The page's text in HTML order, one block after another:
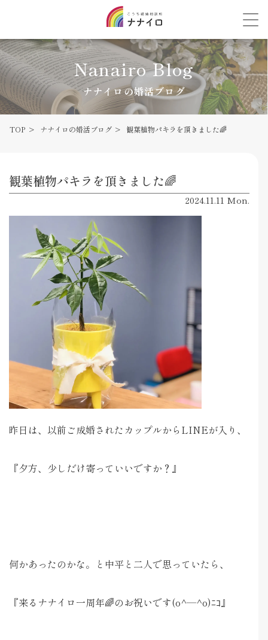
Nanairo Blog
ナナイロの婚活ブログ
TOP ナナイロの婚活ブログ 観葉植物パキラを頂きました🌈
観葉植物パキラを頂きました🌈
2024.11.11 Mon.
昨日は、以前ご成婚されたカップルからLINEが入り、
『夕方、少しだけ寄っていいですか？』
何かあったのかな。と中平と二人で思っていたら、
『来るナナイロ一周年🌈のお祝いです(o^―^o)ﾆｺ』